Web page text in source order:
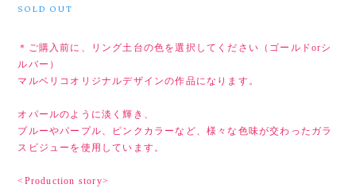
SOLD OUT
＊ご購入前に、リング土台の色を選択してください（ゴールドorシ
ルバー）
マルベリコオリジナルデザインの作品になります。
オパールのように淡く輝き、
ブルーやパープル、ピンクカラーなど、様々な色味が交わったガラ
スビジューを使用しています。
<Production story>